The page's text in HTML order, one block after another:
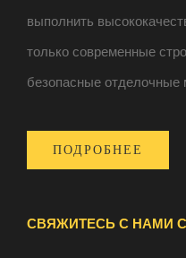
выполнить
только современные
безопасные отделочные
ПОДРОБНЕЕ
СВЯЖИТЕСЬ С НАМИ